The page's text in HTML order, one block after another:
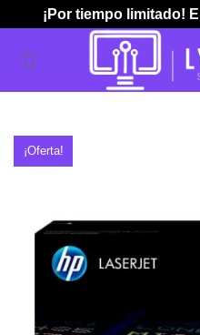
to
content
¡Por tiempo limitado!
¡Oferta!